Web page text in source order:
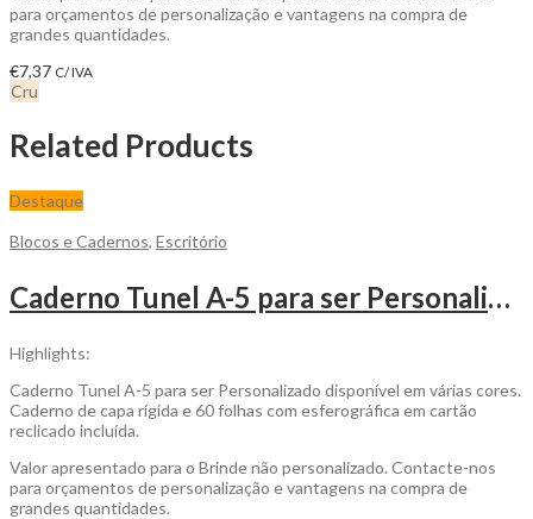
para orçamentos de personalização e vantagens na compra de
grandes quantidades.
€7,37 C/ IVA
Cru
Related Products
Destaque
Blocos e Cadernos, Escritório
Caderno Tunel A-5 para ser Personalizado
Highlights:
Caderno Tunel A-5 para ser Personalizado disponível em várias cores.
Caderno de capa rígida e 60 folhas com esferográfica em cartão
reclicado incluída.
Valor apresentado para o Brinde não personalizado. Contacte-nos
para orçamentos de personalização e vantagens na compra de
grandes quantidades.